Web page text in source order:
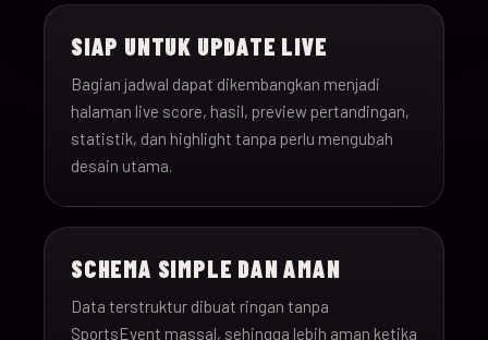
SIAP UNTUK UPDATE LIVE
Bagian jadwal dapat dikembangkan menjadi
halaman live score, hasil, preview pertandingan,
statistik, dan highlight tanpa perlu mengubah
desain utama.
SCHEMA SIMPLE DAN AMAN
Data terstruktur dibuat ringan tanpa
SportsEvent massal, sehingga lebih aman ketika